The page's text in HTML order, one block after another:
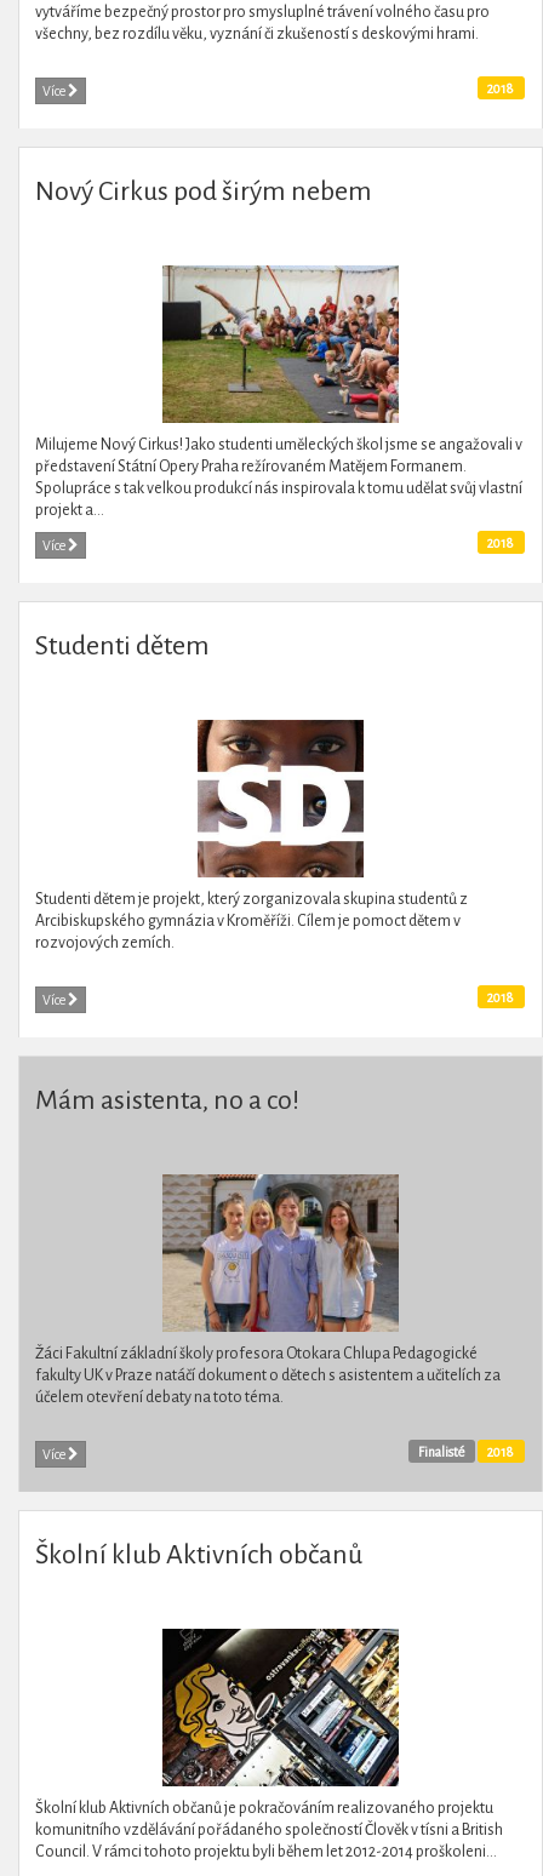
vytváříme bezpečný prostor pro smysluplné trávení volného času pro
všechny, bez rozdílu věku, vyznání či zkušeností s deskovými hrami.
Více 2018
Nový Cirkus pod širým nebem
Milujeme Nový Cirkus! Jako studenti uměleckých škol jsme se angažovali v
představení Státní Opery Praha režírovaném Matějem Formanem.
Spolupráce s tak velkou produkcí nás inspirovala k tomu udělat svůj vlastní
projekt a...
Více 2018
Studenti dětem
Studenti dětem je projekt, který zorganizovala skupina studentů z
Arcibiskupského gymnázia v Kroměříži. Cílem je pomoct dětem v
rozvojových zemích.
Více 2018
Mám asistenta, no a co!
Žáci Fakultní základní školy profesora Otokara Chlupa Pedagogické
fakulty UK v Praze natáčí dokument o dětech s asistentem a učitelích za
účelem otevření debaty na toto téma.
Více 2018
Finalisté
Školní klub Aktivních občanů
Školní klub Aktivních občanů je pokračováním realizovaného projektu
komunitního vzdělávání pořádaného společností Člověk v tísni a British
Council. V rámci tohoto projektu byli během let 2012-2014 proškoleni...